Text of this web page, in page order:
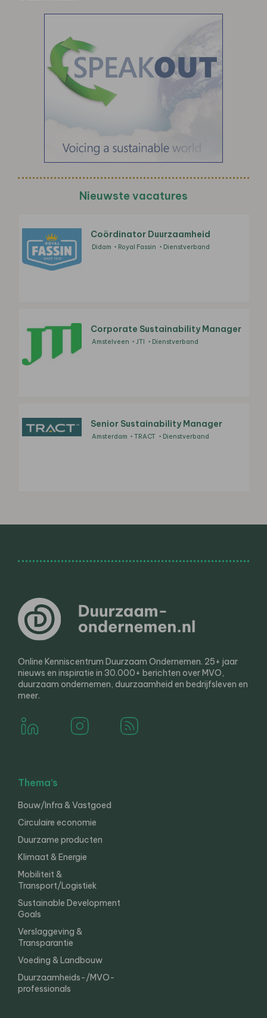
Nieuwste vacatures
Coördinator Duurzaamheid
Didam Royal Fassin Dienstverband
Corporate Sustainability Manager
Amstelveen JTI Dienstverband
Senior Sustainability Manager
Amsterdam TRACT Dienstverband
Online Kenniscentrum Duurzaam Ondernemen. 25+ jaar
nieuws en inspiratie in 30.000+ berichten over MVO,
duurzaam ondernemen, duurzaamheid en bedrijfsleven en
meer.
Thema’s
Bouw/Infra & Vastgoed
Circulaire economie
Duurzame producten
Klimaat & Energie
Mobiliteit &
Transport/Logistiek
Sustainable Development
Goals
Verslaggeving &
Transparantie
Voeding & Landbouw
Duurzaamheids-/MVO-
professionals